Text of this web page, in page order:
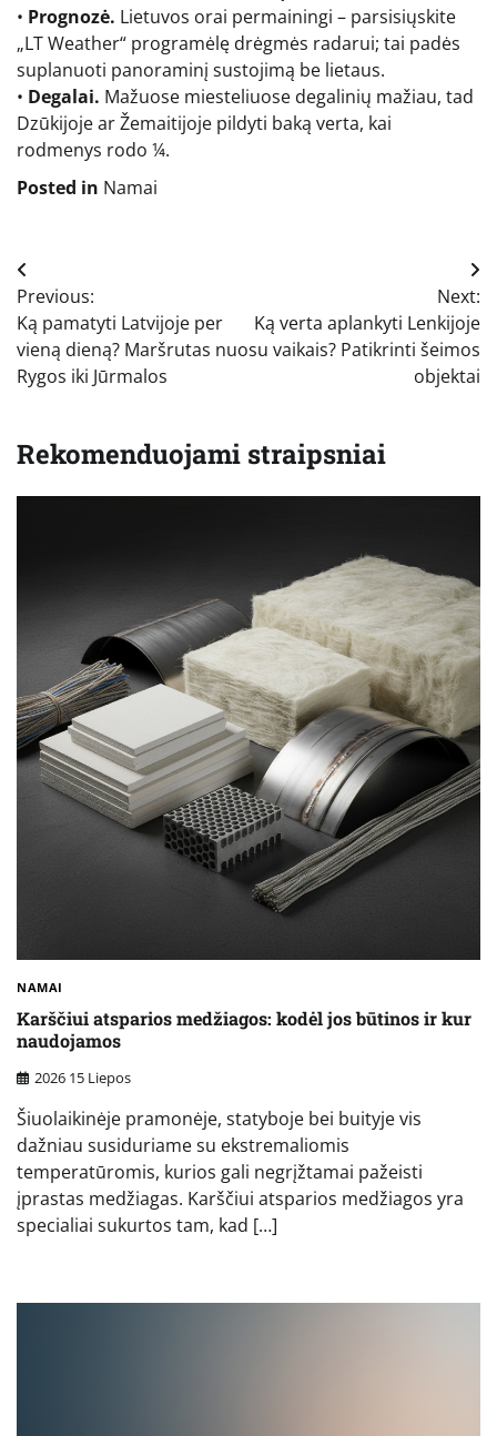
• Prognozė. Lietuvos orai permainingi – parsisiųskite
„LT Weather“ programėlę drėgmės radarui; tai padės
suplanuoti panoraminį sustojimą be lietaus.
• Degalai. Mažuose miesteliuose degalinių mažiau, tad
Dzūkijoje ar Žemaitijoje pildyti baką verta, kai
rodmenys rodo ¼.
Posted in Namai
Navigacija
tarp
įrašų
Previous:
Ką pamatyti Latvijoje per
vieną dieną? Maršrutas nuo
Rygos iki Jūrmalos
Next:
Ką verta aplankyti Lenkijoje
su vaikais? Patikrinti šeimos
objektai
Rekomenduojami straipsniai
NAMAI
Karščiui atsparios medžiagos: kodėl jos būtinos ir kur
naudojamos
2026 15 Liepos
Šiuolaikinėje pramonėje, statyboje bei buityje vis
dažniau susiduriame su ekstremaliomis
temperatūromis, kurios gali negrįžtamai pažeisti
įprastas medžiagas. Karščiui atsparios medžiagos yra
specialiai sukurtos tam, kad […]